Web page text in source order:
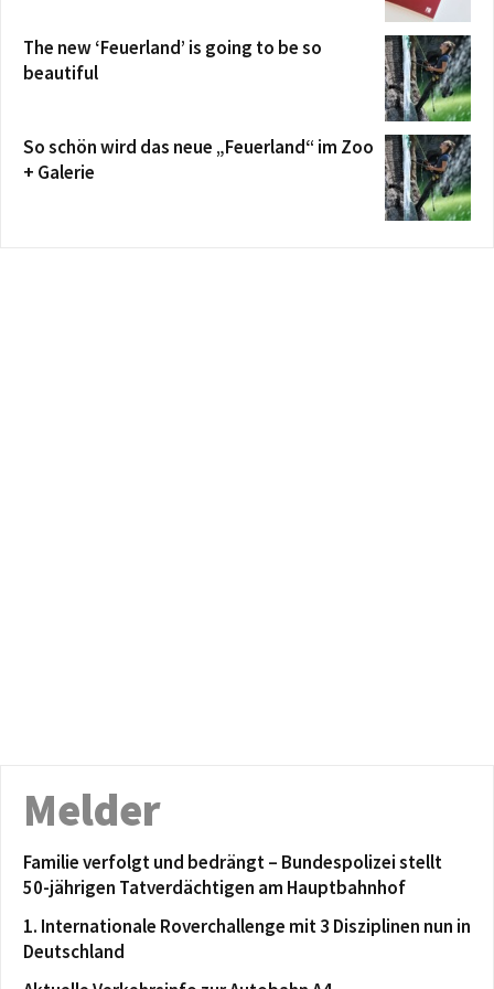
The new ‘Feuerland’ is going to be so
beautiful
So schön wird das neue „Feuerland“ im Zoo
+ Galerie
Melder
Familie verfolgt und bedrängt – Bundespolizei stellt
50-jährigen Tatverdächtigen am Hauptbahnhof
1. Internationale Roverchallenge mit 3 Disziplinen nun in
Deutschland